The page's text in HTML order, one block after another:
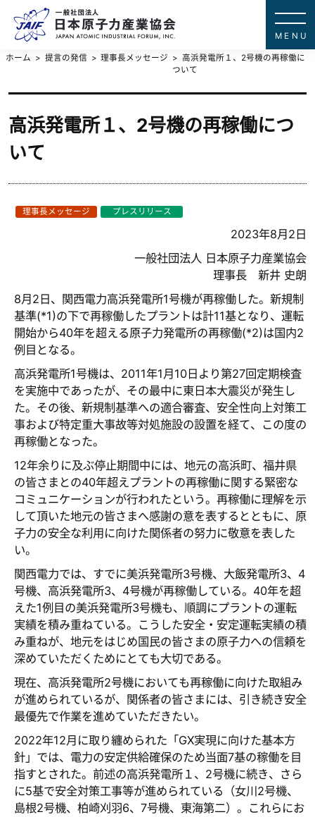
ホーム 提言の発信 理事長メッセージ
高浜発電所１、2号機の再稼働に
ついて
高浜発電所１、2号機の再稼働につ
いて
理事長メッセージ プレスリリース
2023年8月2日
一般社団法人 日本原子力産業協会
理事長 新井 史朗
8月2日、関西電力高浜発電所1号機が再稼働した。新規制
基準(*1)の下で再稼働したプラントは計11基となり、運転
開始から40年を超える原子力発電所の再稼働(*2)は国内2
例目となる。
高浜発電所1号機は、2011年1月10日より第27回定期検査
を実施中であったが、その最中に東日本大震災が発生し
た。その後、新規制基準への適合審査、安全性向上対策工
事および特定重大事故等対処施設の設置を経て、この度の
再稼働となった。
12年余りに及ぶ停止期間中には、地元の高浜町、福井県
の皆さまとの40年超えプラントの再稼働に関する緊密な
コミュニケーションが行われたという。再稼働に理解を示
して頂いた地元の皆さまへ感謝の意を表するとともに、原
子力の安全な利用に向けた関係者の努力に敬意を表した
い。
関西電力では、すでに美浜発電所3号機、大飯発電所3、4
号機、高浜発電所3、4号機が再稼働している。40年を超
えた1例目の美浜発電所3号機も、順調にプラントの運転
実績を積み重ねている。こうした安全・安定運転実績の積
み重ねが、地元をはじめ国民の皆さまの原子力への信頼を
深めていただくためにとても大切である。
現在、高浜発電所2号機においても再稼働に向けた取組み
が進められているが、関係者の皆さまには、引き続き安全
最優先で作業を進めていただきたい。
2022年12月に取り纏められた「GX実現に向けた基本方
針」では、電力の安定供給確保のため当面7基の稼働を目
指すとされた。前述の高浜発電所１、2号機に続き、さら
に5基で安全対策工事等が進められている（女川2号機、
島根2号機、柏崎刈羽6、7号機、東海第二）。これらにお